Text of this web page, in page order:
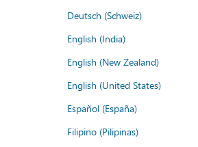
Deutsch (Schweiz)
English (India)
English (New Zealand)
English (United States)
Español (España)
Filipino (Pilipinas)